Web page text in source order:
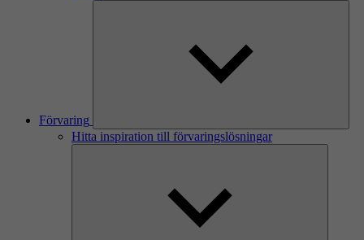
Förvaring
Hitta inspiration till förvaringslösningar